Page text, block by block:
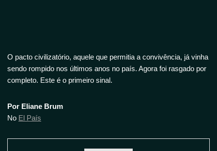
O pacto civilizatório, aquele que permitia a convivência, já vinha
sendo rompido nos últimos anos no país. Agora foi rasgado por
completo. Este é o primeiro sinal.
Por Eliane Brum
No El País